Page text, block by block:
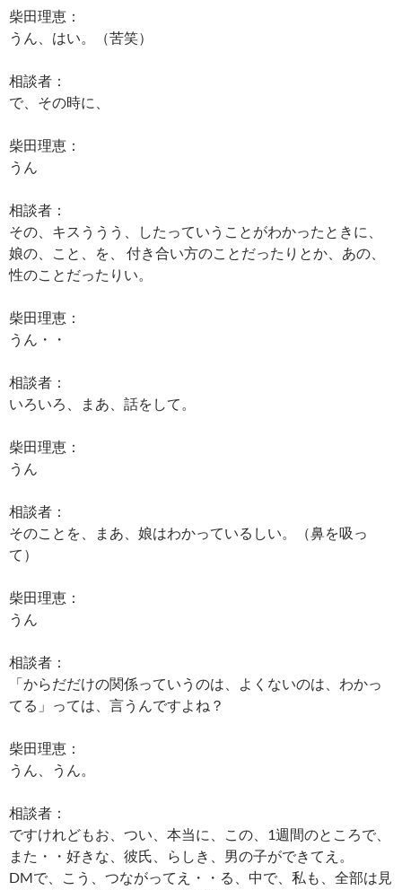
柴田理恵：
うん、はい。（苦笑）
相談者：
で、その時に、
柴田理恵：
うん
相談者：
その、キスううう、したっていうことがわかったときに、
娘の、こと、を、 付き合い方のことだったりとか、あの、
性のことだったりい。
柴田理恵：
うん・・
相談者：
いろいろ、まあ、話をして。
柴田理恵：
うん
相談者：
そのことを、まあ、娘はわかっているしい。（鼻を吸っ
て）
柴田理恵：
うん
相談者：
「からだだけの関係っていうのは、よくないのは、わかっ
てる」っては、言うんですよね？
柴田理恵：
うん、うん。
相談者：
ですけれどもお、つい、本当に、この、1週間のところで、
また・・好きな、彼氏、らしき、男の子ができてえ。
DMで、こう、つながってえ・・る、中で、私も、全部は見